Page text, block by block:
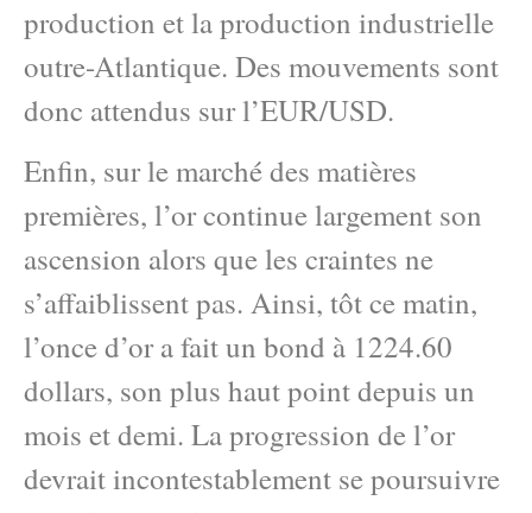
production et la production industrielle
outre-Atlantique. Des mouvements sont
donc attendus sur l’EUR/USD.
Enfin, sur le marché des matières
premières, l’or continue largement son
ascension alors que les craintes ne
s’affaiblissent pas. Ainsi, tôt ce matin,
l’once d’or a fait un bond à 1224.60
dollars, son plus haut point depuis un
mois et demi. La progression de l’or
devrait incontestablement se poursuivre